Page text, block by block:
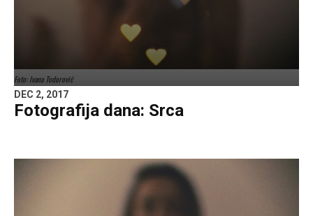
Foto: Ivana Todorović
DEC 2, 2017
Fotografija dana: Srca